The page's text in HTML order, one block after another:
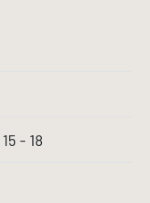
15 - 18